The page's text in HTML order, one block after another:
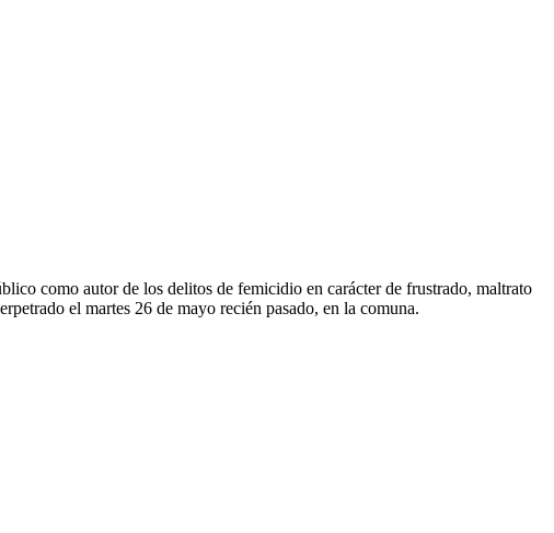
como autor de los delitos de femicidio en carácter de frustrado, maltrato
el martes 26 de mayo recién pasado, en la comuna.